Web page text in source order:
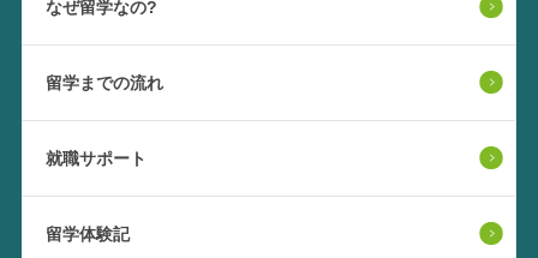
なぜ留学なの?
留学までの流れ
就職サポート
留学体験記